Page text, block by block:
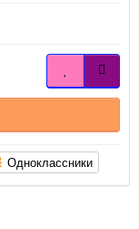
Одноклассники